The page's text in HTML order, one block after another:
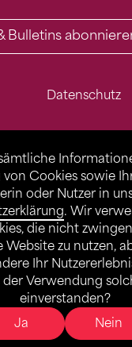
Cookies sowie
oder Nutzer in
. Wir
die nicht
Website zu nutzen,
Ihr
Verwendung
einverstanden?
Ja
Nein
Bulletins
Datenschutz